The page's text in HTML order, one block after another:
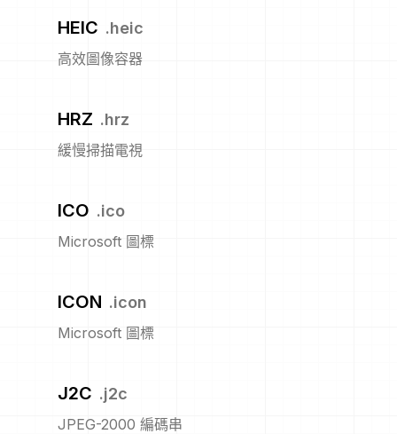
HEIC .heic
高效圖像容器
HRZ .hrz
緩慢掃描電視
ICO .ico
Microsoft 圖標
ICON .icon
Microsoft 圖標
J2C .j2c
JPEG-2000 編碼串